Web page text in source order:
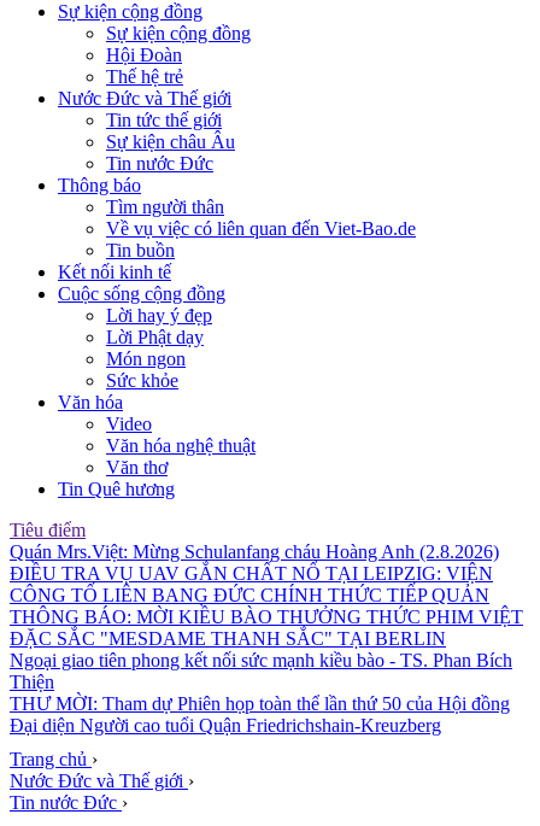
Sự kiện cộng đồng
Sự kiện cộng đồng
Hội Đoàn
Thế hệ trẻ
Nước Đức và Thế giới
Tin tức thế giới
Sự kiện châu Âu
Tin nước Đức
Thông báo
Tìm người thân
Về vụ việc có liên quan đến Viet-Bao.de
Tin buồn
Kết nối kinh tế
Cuộc sống cộng đồng
Lời hay ý đẹp
Lời Phật dạy
Món ngon
Sức khỏe
Văn hóa
Video
Văn hóa nghệ thuật
Văn thơ
Tin Quê hương
Tiêu điểm
Quán Mrs.Việt: Mừng Schulanfang cháu Hoàng Anh (2.8.2026)
ĐIỀU TRA VỤ UAV GẮN CHẤT NỔ TẠI LEIPZIG: VIỆN
CÔNG TỐ LIÊN BANG ĐỨC CHÍNH THỨC TIẾP QUẢN
THÔNG BÁO: MỜI KIỀU BÀO THƯỞNG THỨC PHIM VIỆT
ĐẶC SẮC "MESDAME THANH SẮC" TẠI BERLIN
Ngoại giao tiên phong kết nối sức mạnh kiều bào - TS. Phan Bích
Thiện
THƯ MỜI: Tham dự Phiên họp toàn thể lần thứ 50 của Hội đồng
Đại diện Người cao tuổi Quận Friedrichshain-Kreuzberg
Trang chủ ›
Nước Đức và Thế giới ›
Tin nước Đức ›